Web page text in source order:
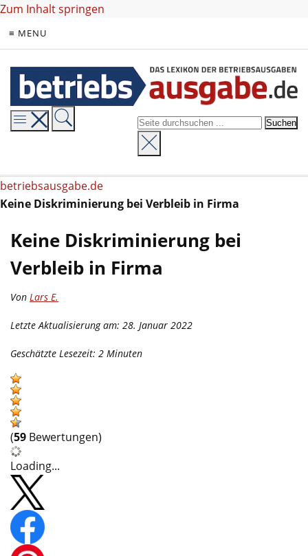
Zum Inhalt springen
≡ MENU
betriebsausgabe.de
Keine Diskriminierung bei Verbleib in Firma
Keine Diskriminierung bei
Verbleib in Firma
Von Lars E.
Letzte Aktualisierung am: 28. Januar 2022
Geschätzte Lesezeit: 2 Minuten
(59 Bewertungen)
Loading...